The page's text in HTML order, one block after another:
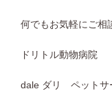
何でもお気軽にご相
ドリトル動物病院
dale ダリ ペットサ